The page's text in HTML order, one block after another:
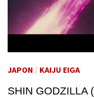
JAPON/ KAIJU EIGA
SHIN GODZILLA